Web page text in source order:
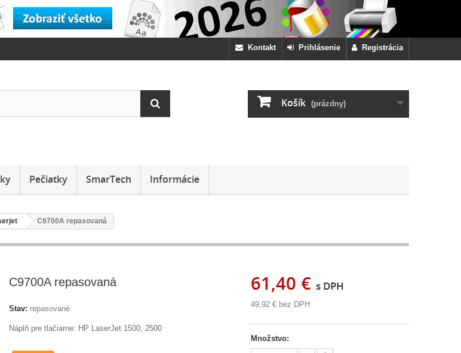
Registrácia
Prihlásenie
Kontakt
Košík (prázdny)
Pečiatky SmarTech Informácie
C9700A repasovaná
C9700A repasovaná
Stav: repasované
Náplň pre tlačiarne: HP LaserJet 1500, 2500
61,40 € s DPH
49,92 €bez DPH
Množstvo: